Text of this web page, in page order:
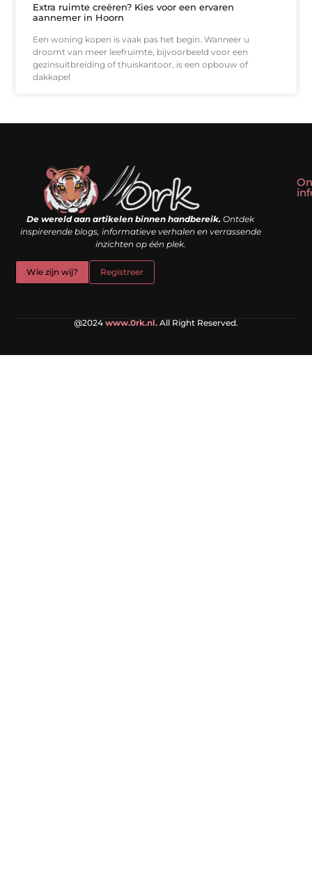
Extra ruimte creëren? Kies voor een ervaren
aannemer in Hoorn
Een woning kopen is vaak pas het begin. Wanneer u
droomt van meer leefruimte, bijvoorbeeld voor een
gezinsuitbreiding of thuiskantoor, is een opbouw of
dakkapel
De wereld aan artikelen binnen handbereik. Ontdek
inspirerende blogs, informatieve verhalen en verrassende
inzichten op één plek.
Wie zijn wij? Registreer
@2024 www.0rk.nl. All Right Reserved.